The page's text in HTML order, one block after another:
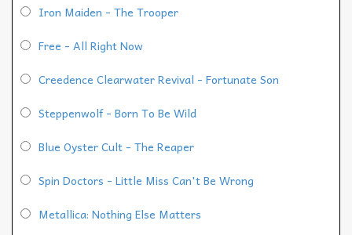
Iron Maiden - The Trooper
Free - All Right Now
Creedence Clearwater Revival - Fortunate Son
Steppenwolf - Born To Be Wild
Blue Oyster Cult - The Reaper
Spin Doctors - Little Miss Can't Be Wrong
Metallica: Nothing Else Matters